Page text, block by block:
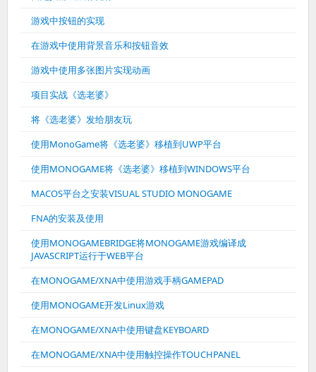
游戏中按钮的实现
在游戏中使用背景音乐和按钮音效
游戏中使用多张图片实现动画
项目实战《选老婆》
将《选老婆》发给朋友玩
使用MonoGame将《选老婆》移植到UWP平台
使用MONOGAME将《选老婆》移植到WINDOWS平台
MACOS平台之安装VISUAL STUDIO MONOGAME
FNA的安装及使用
使用MONOGAMEBRIDGE将MONOGAME游戏编译成
JAVASCRIPT运行于WEB平台
在MONOGAME/XNA中使用游戏手柄GAMEPAD
使用MONOGAME开发Linux游戏
在MONOGAME/XNA中使用键盘KEYBOARD
在MONOGAME/XNA中使用触控操作TOUCHPANEL